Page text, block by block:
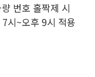
번호 홀짝제 시
시~오후 9시 적용